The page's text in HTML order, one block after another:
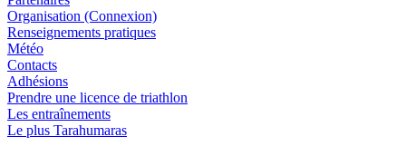
Organisation (Connexion)
Renseignements pratiques
Météo
Contacts
Adhésions
Prendre une licence de triathlon
Les entraînements
Le plus Tarahumaras